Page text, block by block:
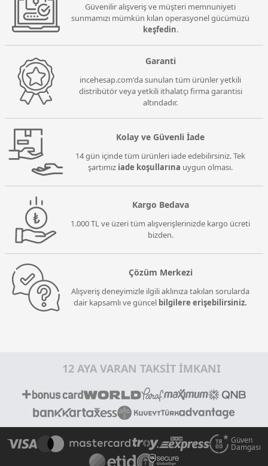
Güvenilir alışveriş ve müşteri memnuniyeti
sunmamızı mümkün kılan operasyonel gücümüzü
keşfedin.
Garanti
incehesap.com'da sunulan tüm ürünler yetkili
distribütör veya yetkili ithalatçı firma garantisi
altındadır.
Kolay ve Güvenli İade
14 gün içinde tüm ürünleri iade edebilirsiniz. Tek
şartımız iade koşullarına uygun olması.
Kargo Bedava
1.000 TL ve üzeri tüm alışverişlerinizde kargo ücreti
bizden.
Çözüm Merkezi
Alışveriş deneyimizle ilgili aklınıza takılan sorularda
dair kapsamlı ve güncel bilgilere erişebilirsiniz.
12 AYA VARAN TAKSİT İMKANI
Güven
Damgası